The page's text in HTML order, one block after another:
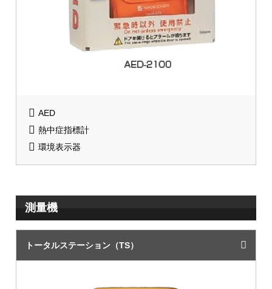
AED
熱中症指標計
環境表示器
測量機
トータルステーション（TS）